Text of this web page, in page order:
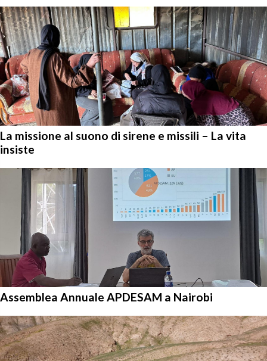
La missione al suono di sirene e missili – La vita
insiste
Assemblea Annuale APDESAM a Nairobi